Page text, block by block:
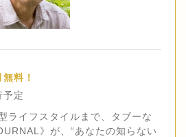
料！
定
ライフスタイルまで、タブーな
》が、“あなたの知らない